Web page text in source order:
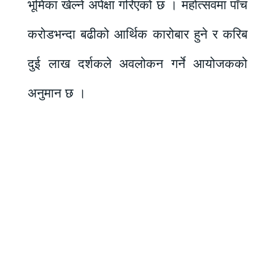
भूमिका खेल्ने अपेक्षा गरिएको छ । महोत्सवमा पाँच
करोडभन्दा बढीको आर्थिक कारोबार हुने र करिब
दुई लाख दर्शकले अवलोकन गर्ने आयोजकको
अनुमान छ ।